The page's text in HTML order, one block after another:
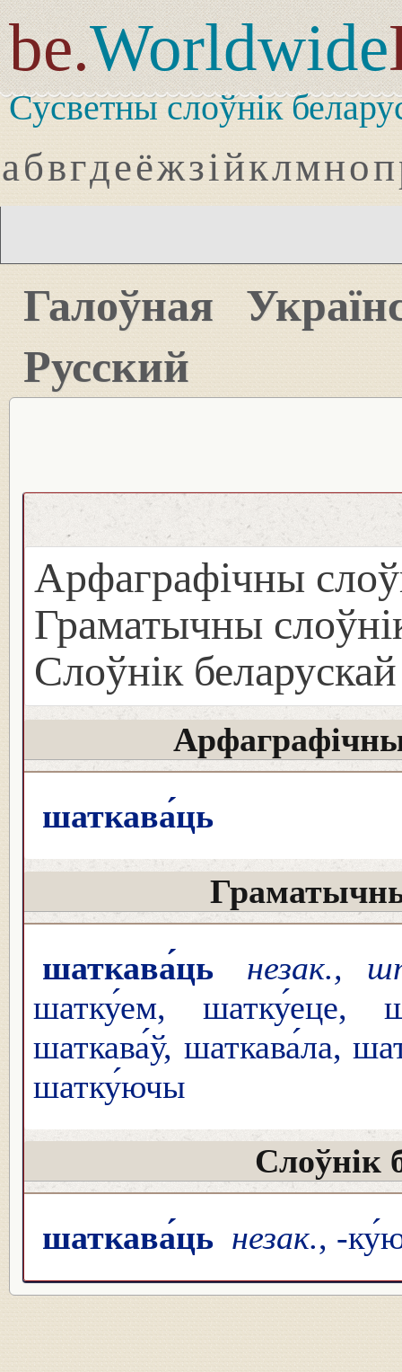
be.Worldwide
Сусветны слоўнік
абвгдеёжзійклмноп
Галоўная
Русский
Арфаграфічны
Граматычны
Слоўнік
шаткава́ць
шаткава́ць
незак.,
шатку́ем, шатку́еце,
шаткава́ў, шаткава́ла,
шатку́ючы
Слоўнік
шаткава́ць незак., -